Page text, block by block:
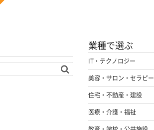
業種で選ぶ
IT・テクノロジー
美容・サロン・セラピー
住宅・不動産・建設
医療・介護・福祉